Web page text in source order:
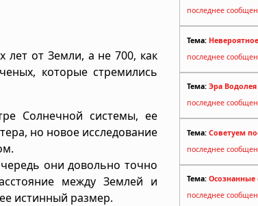
лет от Земли, а не 700, как
которые стремились
Солнечной системы, ее
но новое исследование
они довольно точно
между Землей и
истинный размер.
последнее
Тема:
последнее
Тема: Эра Водолея
последнее
Тема: Советуем
последнее
Тема: Осознанные
последнее